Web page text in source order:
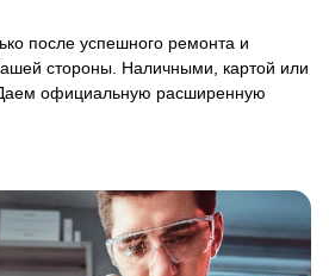
после успешного ремонта и
стороны. Наличными, картой или
официальную расширенную